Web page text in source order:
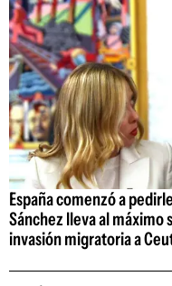
España comenzó a
Sánchez lleva al máximo
invasión migratoria a